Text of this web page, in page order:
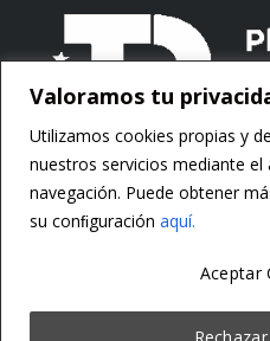
Valoramos tu
Utilizamos cookies propias y
nuestros servicios mediante el
navegación. Puede obtener
su conﬁguración aquí.
Aceptar